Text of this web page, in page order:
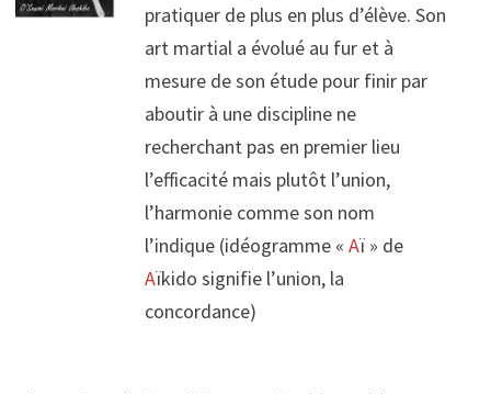
pratiquer de plus en plus d’élève. Son
art martial a évolué au fur et à
mesure de son étude pour finir par
aboutir à une discipline ne
recherchant pas en premier lieu
l’efficacité mais plutôt l’union,
l’harmonie comme son nom
l’indique (idéogramme «Aï » de
Aïkido signifie l’union, la
concordance)